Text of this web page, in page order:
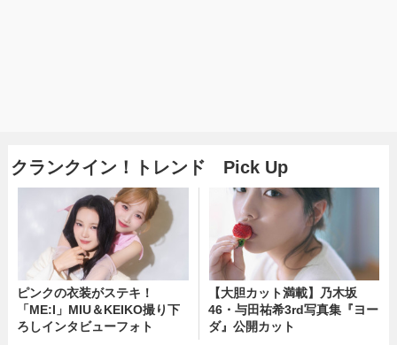
クランクイン！トレンド Pick Up
ピンクの衣装がステキ！
「ME:I」MIU＆KEIKO撮り下
ろしインタビューフォト
【大胆カット満載】乃木坂
46・与田祐希3rd写真集『ヨー
ダ』公開カット